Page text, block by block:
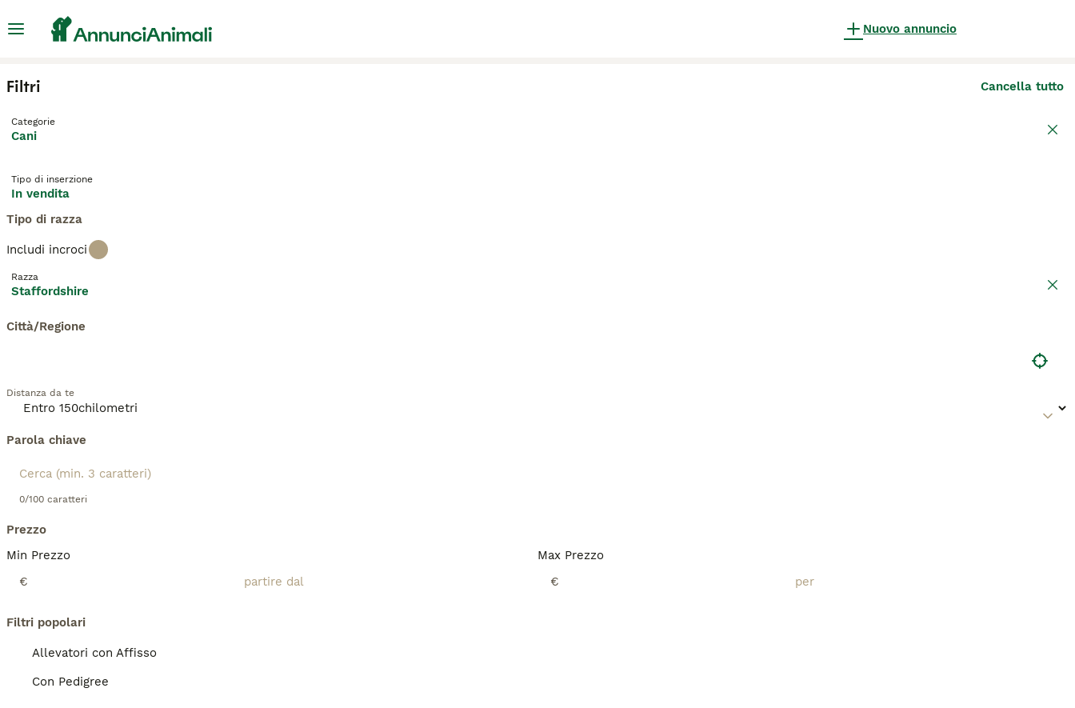
Nuovo annuncio
Filtri Cancella tutto
Categorie
Cani
Tipo di inserzione
In vendita
Tipo di razza
Includi incroci
Razza
Staffordshire
Città/Regione
Distanza da te
Parola chiave
0/100 caratteri
Prezzo
Min Prezzo
€
Max Prezzo
€
Filtri popolari
Allevatori con Affisso
Con Pedigree